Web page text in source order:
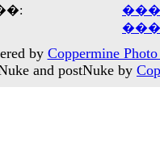
by Coppermine
and postNuke by